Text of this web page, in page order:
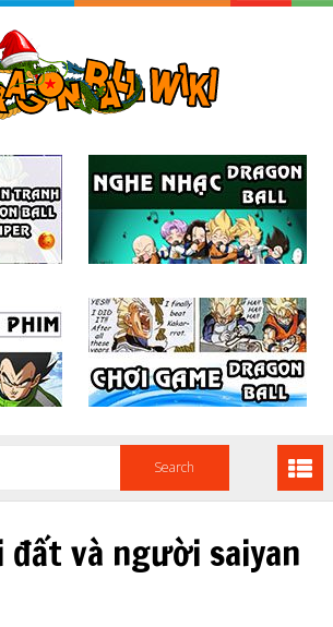
và người saiyan